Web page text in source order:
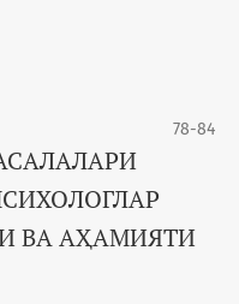
78-84
ВА АҲАМИЯТИ